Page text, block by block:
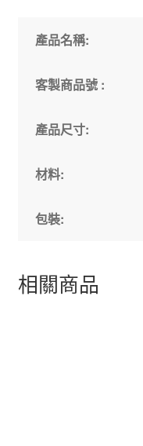
產品名稱:
客製商品號 :
產品尺寸:
材料:
包裝:
相關商品